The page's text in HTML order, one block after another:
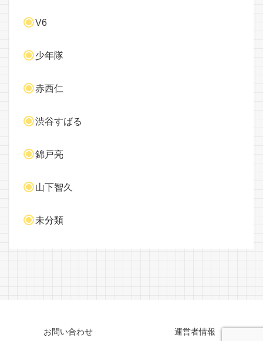
V6
少年隊
赤西仁
渋谷すばる
錦戸亮
山下智久
未分類
お問い合わせ 運営者情報